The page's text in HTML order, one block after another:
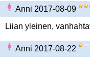
Anni 2017-08-09
Liian yleinen,
Anni 2017-08-22